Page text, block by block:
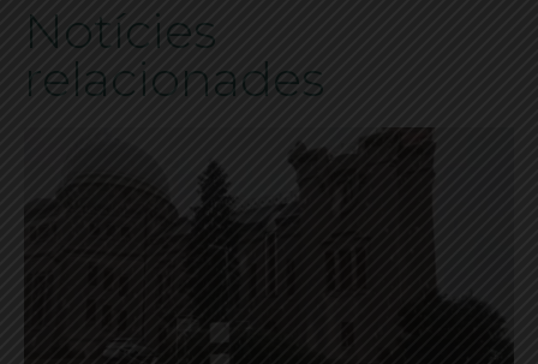
Notícies
relacionades